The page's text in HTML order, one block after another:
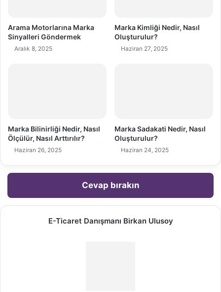
Arama Motorlarına Marka
Sinyalleri Göndermek
Aralık 8, 2025
Marka Kimliği Nedir, Nasıl
Oluşturulur?
Haziran 27, 2025
Marka Bilinirliği Nedir, Nasıl
Ölçülür, Nasıl Arttırılır?
Haziran 26, 2025
Marka Sadakati Nedir, Nasıl
Oluşturulur?
Haziran 24, 2025
Cevap bırakın
E-Ticaret Danışmanı Birkan Ulusoy